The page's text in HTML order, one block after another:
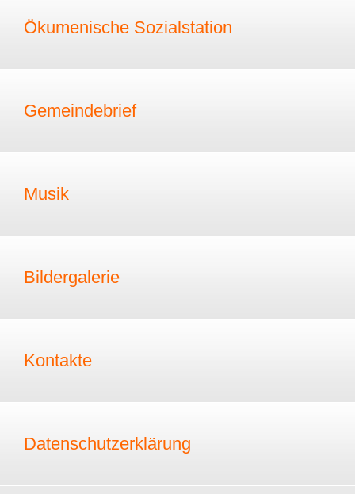
Ökumenische Sozialstation
Gemeindebrief
Musik
Bildergalerie
Kontakte
Datenschutzerklärung